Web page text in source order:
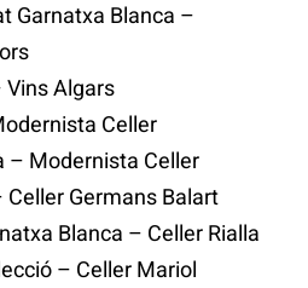
Garnatxa Blanca –
Vins Algars
Celler
– Modernista Celler
Celler Germans Balart
Blanca – Celler Rialla
– Celler Mariol